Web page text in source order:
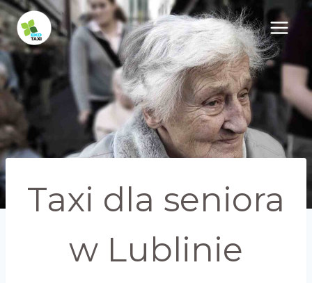
Przejdź
do
treści
Taxi dla seniora
w Lublinie